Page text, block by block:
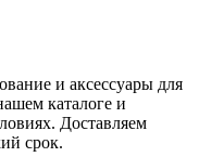
и аксессуары для
каталоге и
Доставляем
срок.